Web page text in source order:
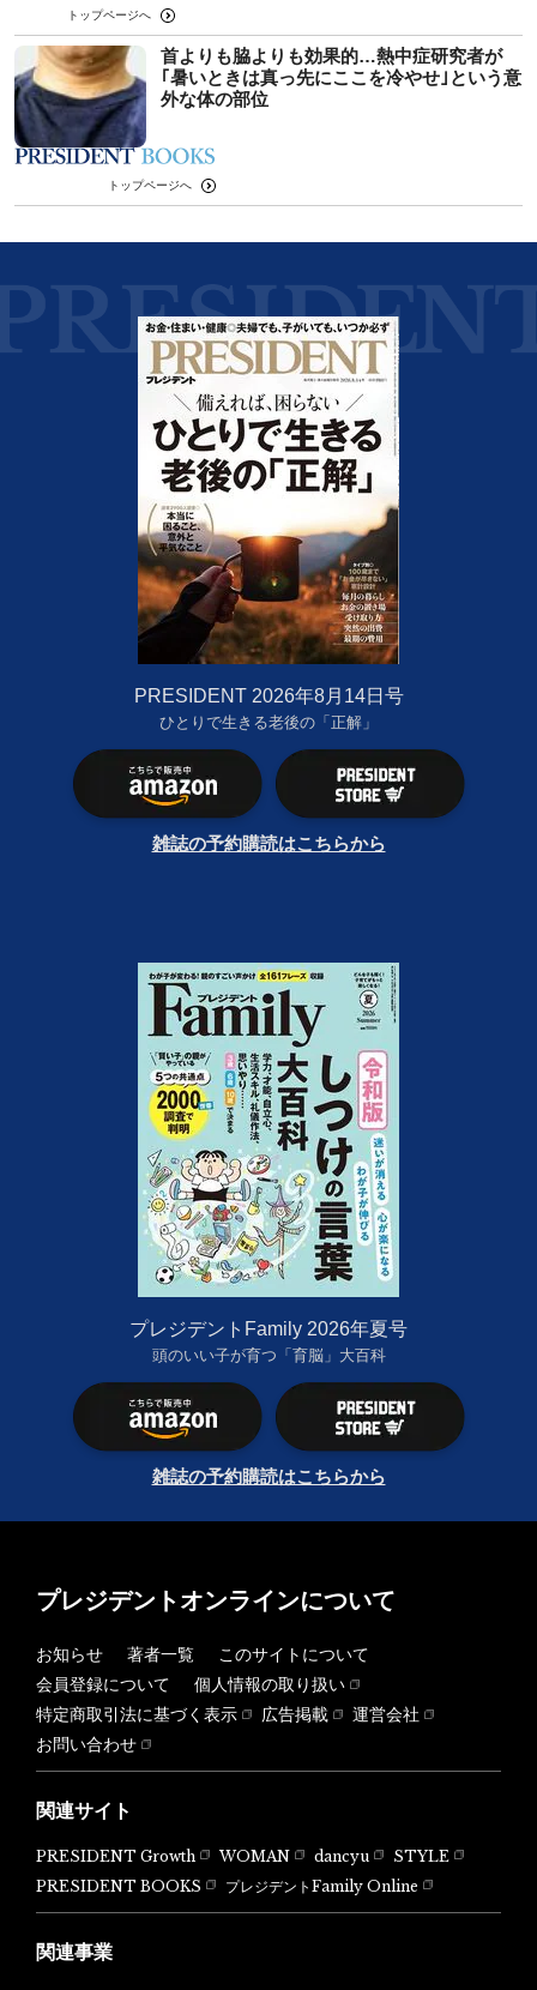
トップページへ
首よりも脇よりも効果的…熱中症研究者が
｢暑いときは真っ先にここを冷やせ｣という意
外な体の部位
トップページへ
PRESIDENT 2026年8月14日号
ひとりで生きる老後の「正解」
雑誌の予約購読はこちらから
プレジデントFamily 2026年夏号
頭のいい子が育つ「育脳」大百科
雑誌の予約購読はこちらから
プレジデントオンラインについて
お知らせ 著者一覧
このサイトについて
会員登録について
個人情報の取り扱い
特定商取引法に基づく表示
広告掲載
運営会社
お問い合わせ
関連サイト
PRESIDENT Growth WOMAN dancyu
STYLE
PRESIDENT BOOKS
プレジデントFamily Online
関連事業